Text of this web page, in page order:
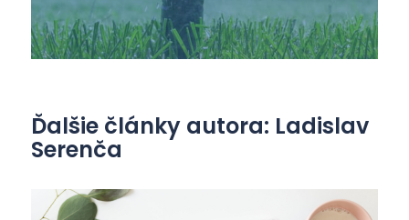
Ďalšie články autora: Ladislav
Serenča